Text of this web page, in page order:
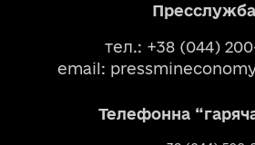
Пресслужба
тел.: +38 (044)
email:
Телефонна “гаряча